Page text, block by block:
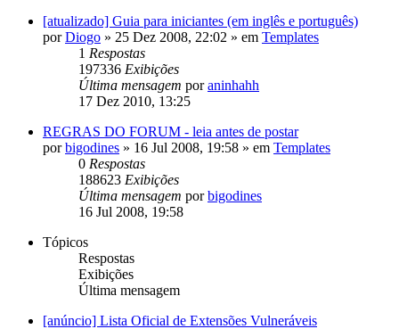
[atualizado] Guia para iniciantes (em inglês e português)
porDiogo » 25 Dez 2008, 22:02 » em Templates
1 Respostas
197336 Exibições
Última mensagem poraninhahh
17 Dez 2010, 13:25
REGRAS DO FORUM - leia antes de postar
porbigodines » 16 Jul 2008, 19:58 » em Templates
0 Respostas
188623 Exibições
Última mensagem porbigodines
16 Jul 2008, 19:58
Tópicos
Respostas
Exibições
Última mensagem
[anúncio] Lista Oficial de Extensões Vulneráveis